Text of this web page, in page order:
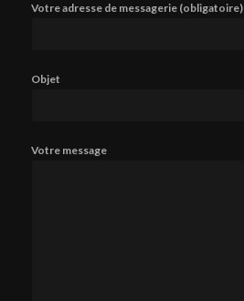
Votre adresse de messagerie (obligatoire)
Objet
Votre message